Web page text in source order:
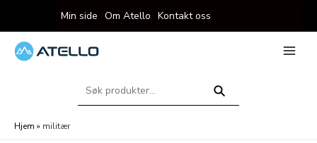
til
innholdet
Min side Om Atello Kontakt oss
Søk
Hjem » militær